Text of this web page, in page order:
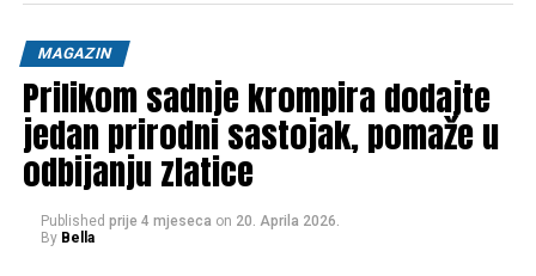
pakistanskom okrugu Chitral. Naseljavajući doline
Bumburet, Rumbur i Birir u Hindukuša, poznati su po svojoj
izrazitoj animističkoj, politeističkoj kulturi i živopisnoj,
šarenoj odjeći, što ih izdvaja od većinskog muslimanskog
stanovništva.
Ključni aspekti naroda Kalaš:
Kultura i religija:
MAGAZIN
Prilikom sadnje krompira dodajte
jedan prirodni sastojak, pomaže u
odbijanju zlatice
Published prije 4 mjeseca on 20. Aprila 2026.
By Bella